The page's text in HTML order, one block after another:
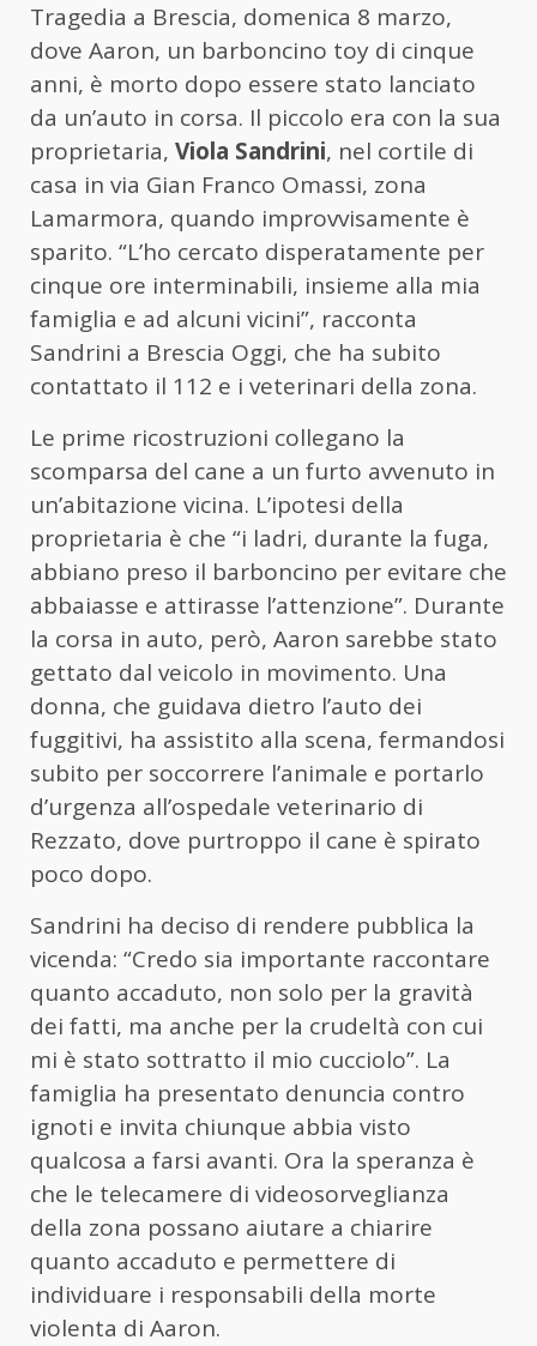
Tragedia a Brescia, domenica 8 marzo,
dove Aaron, un barboncino toy di cinque
anni, è morto dopo essere stato lanciato
da un’auto in corsa. Il piccolo era con la sua
proprietaria, Viola Sandrini, nel cortile di
casa in via Gian Franco Omassi, zona
Lamarmora, quando improvvisamente è
sparito. “L’ho cercato disperatamente per
cinque ore interminabili, insieme alla mia
famiglia e ad alcuni vicini”, racconta
Sandrini a Brescia Oggi, che ha subito
contattato il 112 e i veterinari della zona.
Le prime ricostruzioni collegano la
scomparsa del cane a un furto avvenuto in
un’abitazione vicina. L’ipotesi della
proprietaria è che “i ladri, durante la fuga,
abbiano preso il barboncino per evitare che
abbaiasse e attirasse l’attenzione”. Durante
la corsa in auto, però, Aaron sarebbe stato
gettato dal veicolo in movimento. Una
donna, che guidava dietro l’auto dei
fuggitivi, ha assistito alla scena, fermandosi
subito per soccorrere l’animale e portarlo
d’urgenza all’ospedale veterinario di
Rezzato, dove purtroppo il cane è spirato
poco dopo.
Sandrini ha deciso di rendere pubblica la
vicenda: “Credo sia importante raccontare
quanto accaduto, non solo per la gravità
dei fatti, ma anche per la crudeltà con cui
mi è stato sottratto il mio cucciolo”. La
famiglia ha presentato denuncia contro
ignoti e invita chiunque abbia visto
qualcosa a farsi avanti. Ora la speranza è
che le telecamere di videosorveglianza
della zona possano aiutare a chiarire
quanto accaduto e permettere di
individuare i responsabili della morte
violenta di Aaron.